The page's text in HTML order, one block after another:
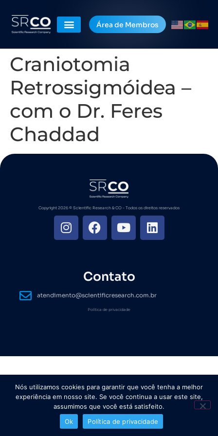
Área de Membros
Craniotomia
Retrossigmóidea –
com o Dr. Feres
Chaddad
Copyright 2026 ©️ Scientific Research & CO - Todos os direitos reservados
Contato
atendimento@scientificresearch.com.br
Política de privacidade
Nós utilizamos cookies para garantir que você tenha a melhor
experiência em nosso site. Se você continua a usar este site,
assumimos que você está satisfeito.
Ok
Política de privacidade